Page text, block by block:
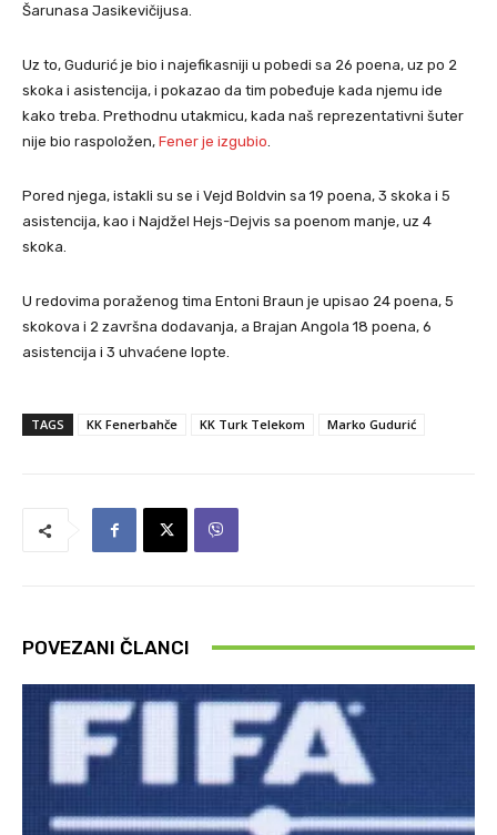
Šarunasa Jasikevičijusa.
Uz to, Gudurić je bio i najefikasniji u pobedi sa 26 poena, uz po 2
skoka i asistencija, i pokazao da tim pobeđuje kada njemu ide
kako treba. Prethodnu utakmicu, kada naš reprezentativni šuter
nije bio raspoložen, Fener je izgubio
Pored njega, istakli su se i Vejd Boldvin sa 19 poena, 3 skoka i 5
asistencija, kao i Najdžel Hejs-Dejvis sa poenom manje, uz 4
skoka.
U redovima poraženog tima Entoni Braun je upisao 24 poena, 5
skokova i 2 završna dodavanja, a Brajan Angola 18 poena, 6
asistencija i 3 uhvaćene lopte.
TAGS KK Fenerbahče KK Turk Telekom Marko Gudurić
POVEZANI ČLANCI